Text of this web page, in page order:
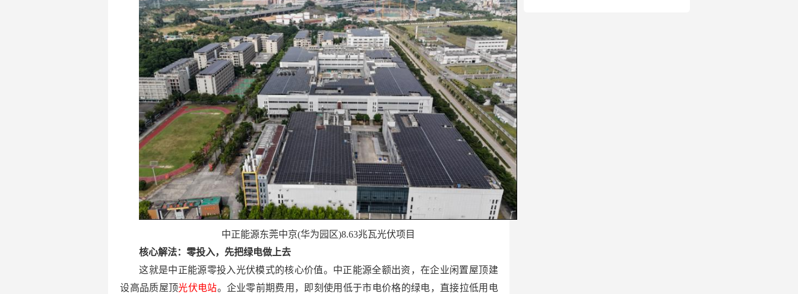
中正能源东莞中京(华为园区)8.63兆瓦光伏项目
核心解法：零投入，先把绿电做上去
这就是中正能源零投入光伏模式的核心价值。中正能源全额出资，在企业闲置屋顶建
设高品质屋顶光伏电站。企业零前期费用，即刻使用低于市电价格的绿电，直接拉低用电